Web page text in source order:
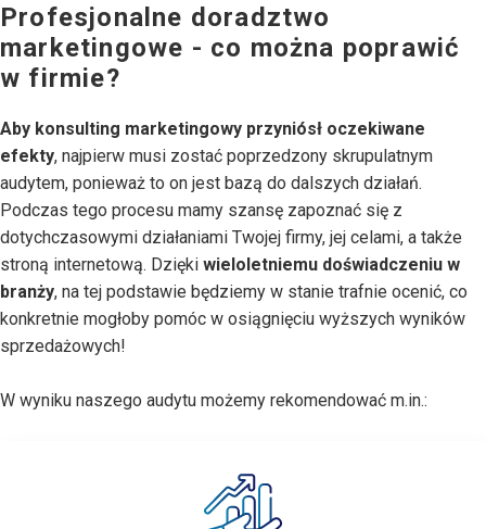
Profesjonalne doradztwo
marketingowe - co można poprawić
w firmie?
Aby konsulting marketingowy przyniósł oczekiwane
efekty, najpierw musi zostać poprzedzony skrupulatnym
audytem, ponieważ to on jest bazą do dalszych działań.
Podczas tego procesu mamy szansę zapoznać się z
dotychczasowymi działaniami Twojej firmy, jej celami, a także
stroną internetową. Dzięki wieloletniemu doświadczeniu w
branży, na tej podstawie będziemy w stanie trafnie ocenić, co
konkretnie mogłoby pomóc w osiągnięciu wyższych wyników
sprzedażowych!
W wyniku naszego audytu możemy rekomendować m.in.: